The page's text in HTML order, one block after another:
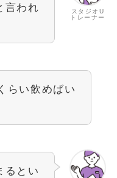
スタジオU
トレーナー
言われ
らい飲めばい
るとい